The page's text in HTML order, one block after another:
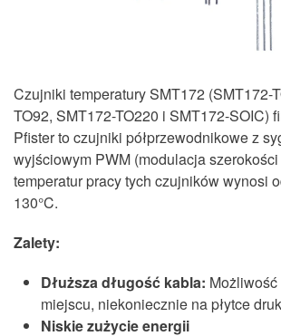
Czujniki temperatury SMT172 (SMT172-
TO92, SMT172-TO220 i SMT172-SOIC)
Pfister to czujniki półprzewodnikowe z
wyjściowym PWM (modulacja
temperatur pracy tych czujników wynosi
130°C.
Zalety:
Dłuższa długość kabla:
miejscu, niekoniecznie na płytce
Niskie zużycie energii